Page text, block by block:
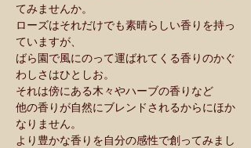
てみませんか。
ローズはそれだけでも素晴らしい香りを持っ
ていますが、
ばら園で風にのって運ばれてくる香りのかぐ
わしさはひとしお。
それは傍にある木々やハーブの香りなど
他の香りが自然にブレンドされるからにほか
なりません。
より豊かな香りを自分の感性で創ってみまし